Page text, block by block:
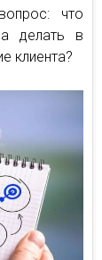
что
делать в
клиента?